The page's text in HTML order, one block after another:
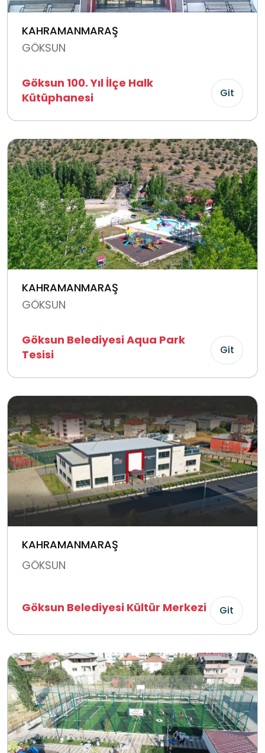
KAHRAMANMARAŞ
GÖKSUN
Göksun 100. Yıl İlçe Halk
Kütüphanesi
Git
KAHRAMANMARAŞ
GÖKSUN
Göksun Belediyesi Aqua Park
Tesisi
Git
KAHRAMANMARAŞ
GÖKSUN
Göksun Belediyesi Kültür Merkezi Git